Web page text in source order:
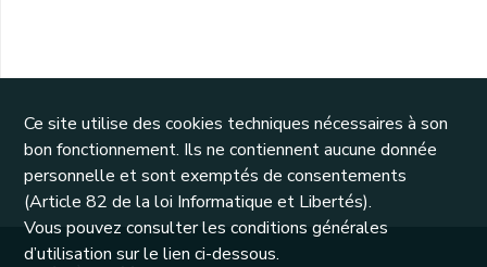
Ce site utilise des cookies techniques nécessaires à son
bon fonctionnement. Ils ne contiennent aucune donnée
personnelle et sont exemptés de consentements
(Article 82 de la loi Informatique et Libertés).
Vous pouvez consulter les conditions générales
d’utilisation sur le lien ci-dessous.